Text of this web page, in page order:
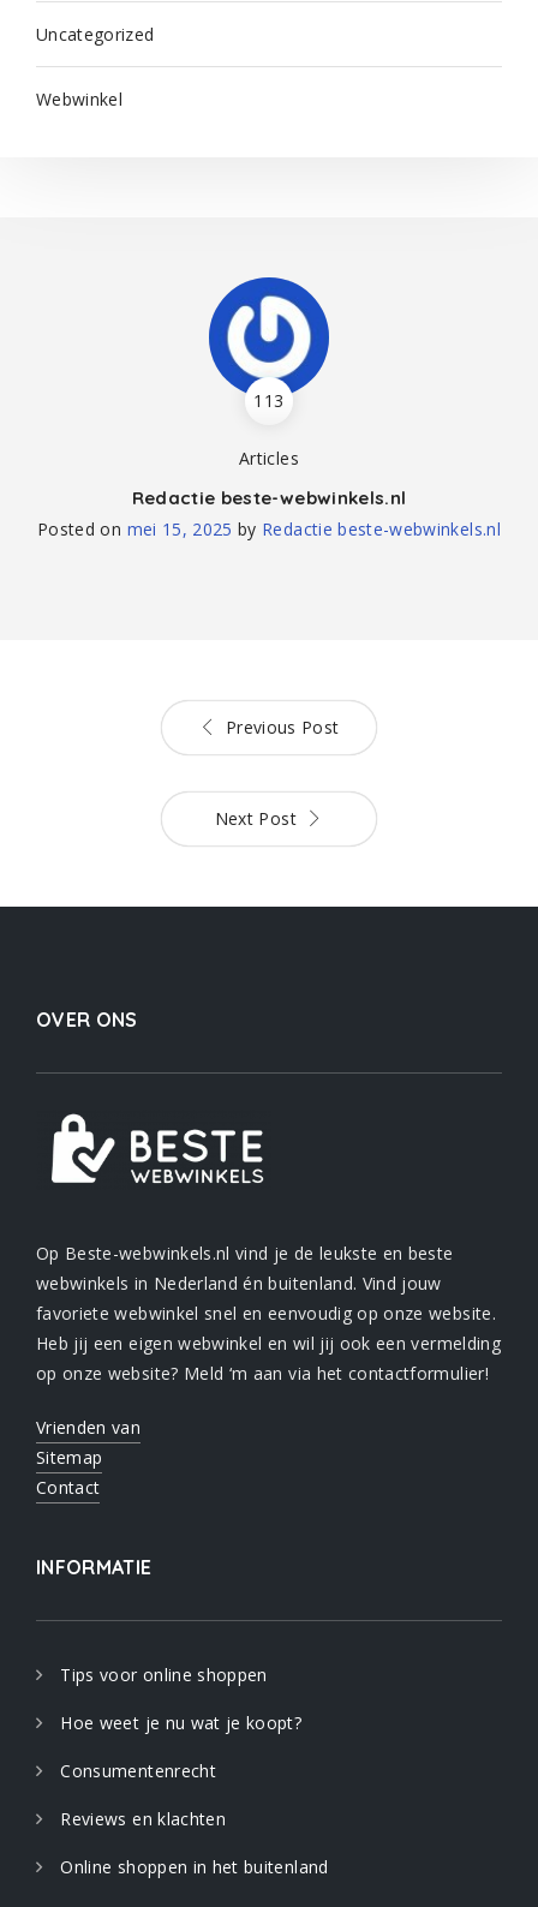
Uncategorized
Webwinkel
113
Articles
Redactie beste-webwinkels.nl
Posted on mei 15, 2025 by Redactie beste-webwinkels.nl
Previous Post
Next Post
OVER ONS
Op Beste-webwinkels.nl vind je de leukste en beste
webwinkels in Nederland én buitenland. Vind jouw
favoriete webwinkel snel en eenvoudig op onze website.
Heb jij een eigen webwinkel en wil jij ook een vermelding
op onze website? Meld ‘m aan via het contactformulier!
Vrienden van
Sitemap
Contact
INFORMATIE
Tips voor online shoppen
Hoe weet je nu wat je koopt?
Consumentenrecht
Reviews en klachten
Online shoppen in het buitenland